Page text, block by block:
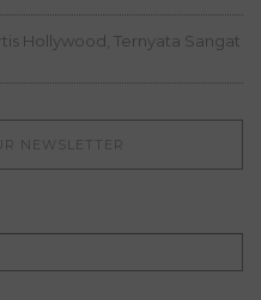
Hollywood, Ternyata Sangat
NEWSLETTER